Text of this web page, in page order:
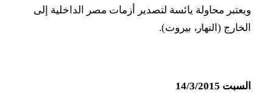
ويعتبر محاولة يائسة لتصدير أزمات مصر الداخلية إلى
الخارج (ا لنهار ، بيروت).
السبت 14/3/2015